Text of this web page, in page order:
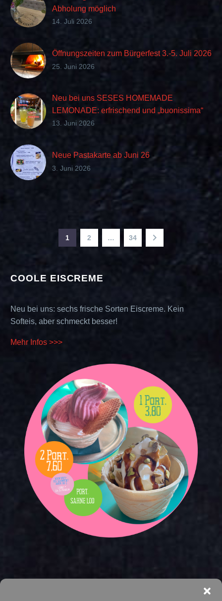
Abholung möglich
14. Juli 2026
Öffnungszeiten zum Bürgerfest 3.-5. Juli 2026
25. Juni 2026
Neu bei uns SESES HOMEMADE
LEMONADE: erfrischend und „buonissima“
im Geschmack
13. Juni 2026
Neue Pastakarte ab Juni 26
3. Juni 2026
1 2 … 34
COOLE EISCREME
Neu bei uns: sechs frische Sorten Eiscreme. Kein
Softeis, aber schmeckt besser!
Mehr Infos >>>